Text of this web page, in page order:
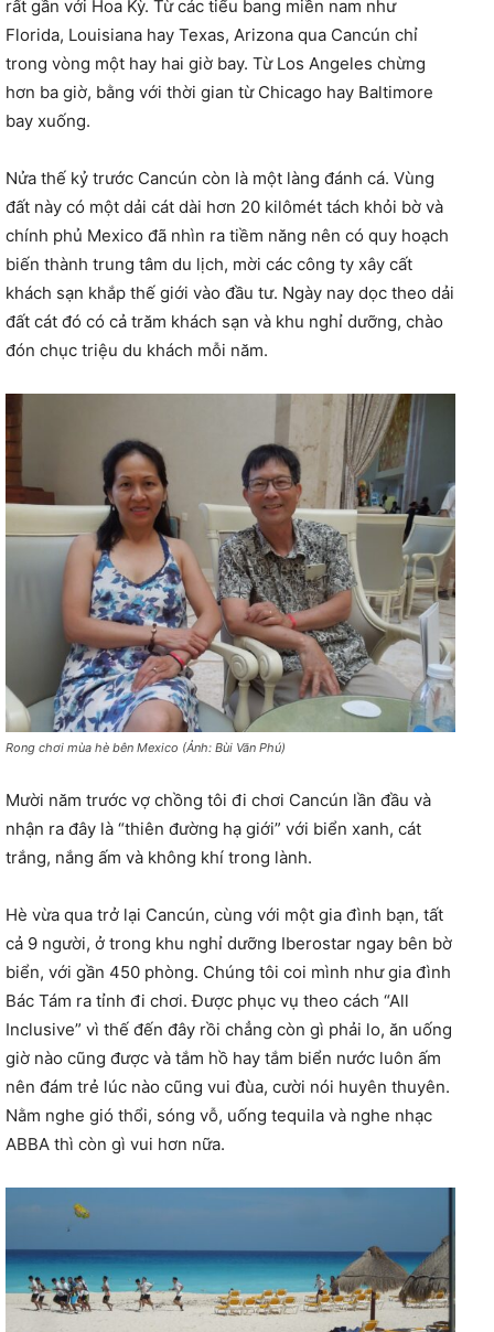
rất gần với Hoa Kỳ. Từ các tiểu bang miền nam như
Florida, Louisiana hay Texas, Arizona qua Cancún chỉ
trong vòng một hay hai giờ bay. Từ Los Angeles chừng
hơn ba giờ, bằng với thời gian từ Chicago hay Baltimore
bay xuống.
Nửa thế kỷ trước Cancún còn là một làng đánh cá. Vùng
đất này có một dải cát dài hơn 20 kilômét tách khỏi bờ và
chính phủ Mexico đã nhìn ra tiềm năng nên có quy hoạch
biến thành trung tâm du lịch, mời các công ty xây cất
khách sạn khắp thế giới vào đầu tư. Ngày nay dọc theo dải
đất cát đó có cả trăm khách sạn và khu nghỉ dưỡng, chào
đón chục triệu du khách mỗi năm.
Rong chơi mùa hè bên Mexico (Ảnh: Bùi Văn Phú)
Mười năm trước vợ chồng tôi đi chơi Cancún lần đầu và
nhận ra đây là “thiên đường hạ giới” với biển xanh, cát
trắng, nắng ấm và không khí trong lành.
Hè vừa qua trở lại Cancún, cùng với một gia đình bạn, tất
cả 9 người, ở trong khu nghỉ dưỡng Iberostar ngay bên bờ
biển, với gần 450 phòng. Chúng tôi coi mình như gia đình
Bác Tám ra tỉnh đi chơi. Được phục vụ theo cách “All
Inclusive” vì thế đến đây rồi chẳng còn gì phải lo, ăn uống
giờ nào cũng được và tắm hồ hay tắm biển nước luôn ấm
nên đám trẻ lúc nào cũng vui đùa, cười nói huyên thuyên.
Nằm nghe gió thổi, sóng vỗ, uống tequila và nghe nhạc
ABBA thì còn gì vui hơn nữa.